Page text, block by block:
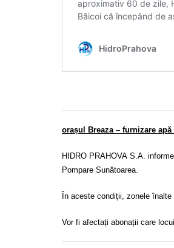
orașul Breaza – furnizare
HIDRO PRAHOVA S.A.
Pompare Sunătoarea.
În aceste condiții, zonele
Vor fi afectați abonații care